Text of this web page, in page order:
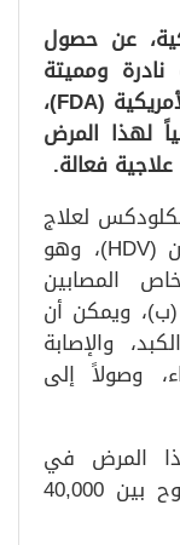
عن حصول
ومميتة
على موافقة إدارة الغذاء والدواء الأمريكية (FDA)،
لهذا المرض
فعالة.
لعلاج
التهاب الكبد الفيروسي دلتا المزمن (HDV)، وهو
المصابين
(ب)، ويمكن أن
والإصابة
وصولاً إلى
المرض في
الولايات المتحدة الأمريكية بما يتراوح بين 40,000